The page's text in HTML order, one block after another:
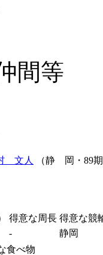
間等
文人 （静 岡・89
得意な周長 得意な競
-
静岡
食べ物